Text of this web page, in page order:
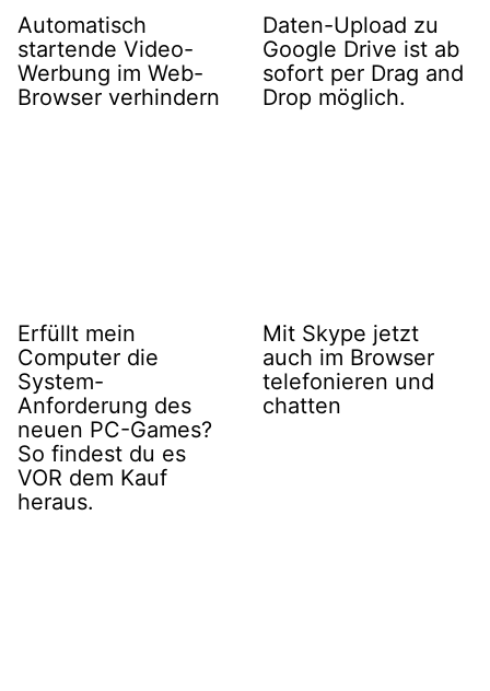
Automatisch
startende Video-
Werbung im Web-
Browser verhindern
Daten-Upload zu
Google Drive ist ab
sofort per Drag and
Drop möglich.
Erfüllt mein
Computer die
System-
Anforderung des
neuen PC-Games?
So findest du es
VOR dem Kauf
heraus.
Mit Skype jetzt
auch im Browser
telefonieren und
chatten